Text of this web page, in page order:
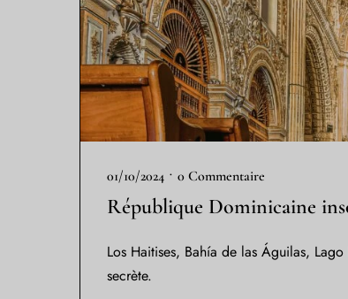
01/10/2024 • 0 Commentaire
République Dominicaine
Los Haitises, Bahía de las Águilas,
secrète.